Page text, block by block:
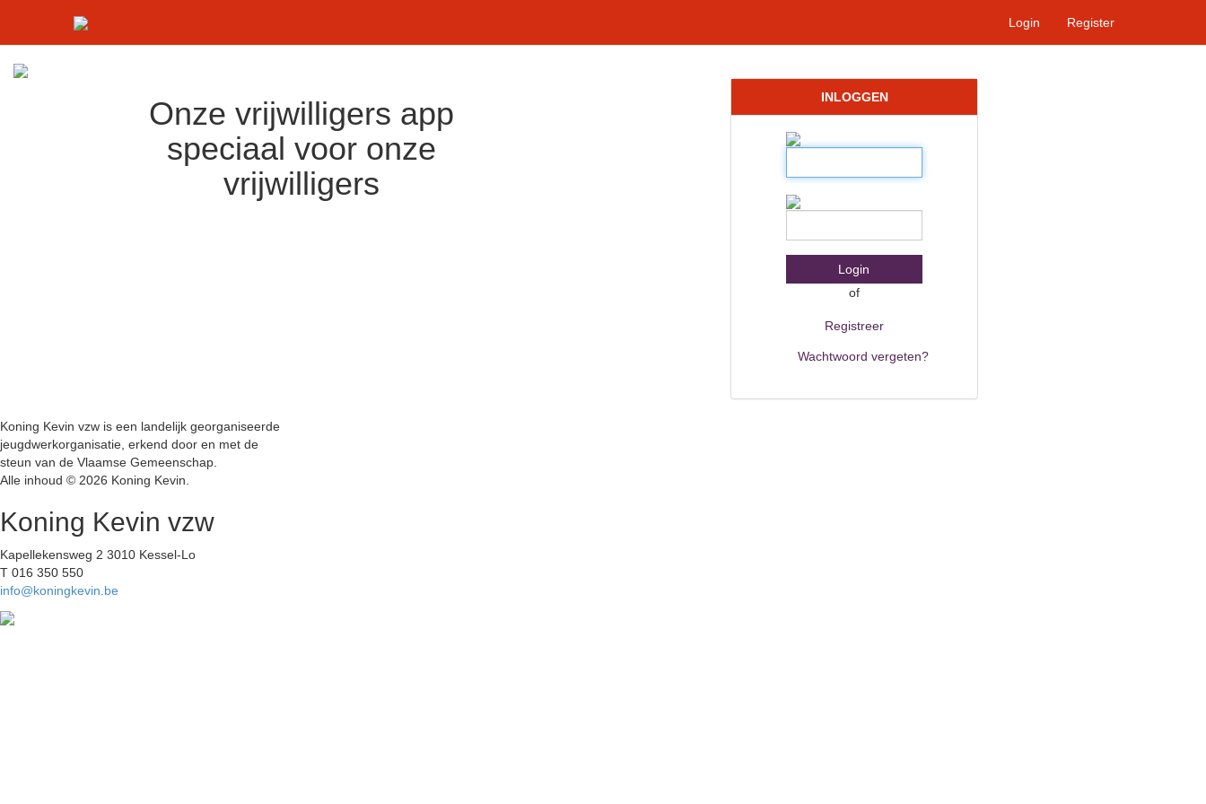
Login Register
Onze vrijwilligers app
speciaal voor onze
vrijwilligers
INLOGGEN
Login
of
Registreer
Wachtwoord vergeten?
Koning Kevin vzw is een landelijk georganiseerde
jeugdwerkorganisatie, erkend door en met de
steun van de Vlaamse Gemeenschap.
Alle inhoud © 2026 Koning Kevin.
Koning Kevin vzw
Kapellekensweg 2 3010 Kessel-Lo
T 016 350 550
info@koningkevin.be